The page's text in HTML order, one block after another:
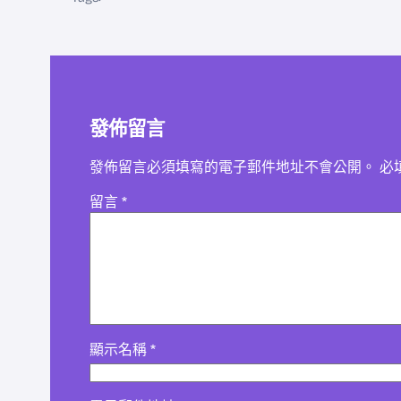
發佈留言
發佈留言必須填寫的電子郵件地址不會公開。 必
留言 *
顯示名稱 *